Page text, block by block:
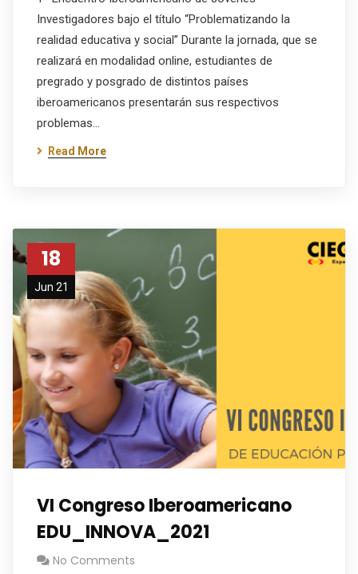
Investigadores bajo el título “Problematizando la
realidad educativa y social” Durante la jornada, que se
realizará en modalidad online, estudiantes de
pregrado y posgrado de distintos países
iberoamericanos presentarán sus respectivos
problemas…
Read More
18
Jun 21
VI Congreso Iberoamericano
EDU_INNOVA_2021
No Comments